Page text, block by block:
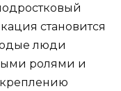
становится
люди
ролями и